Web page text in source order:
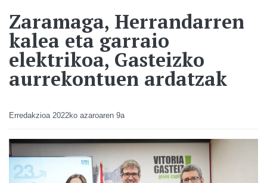
Zaramaga, Herrandarren
kalea eta garraio
elektrikoa, Gasteizko
aurrekontuen ardatzak
Erredakzioa 2022ko azaroaren 9a